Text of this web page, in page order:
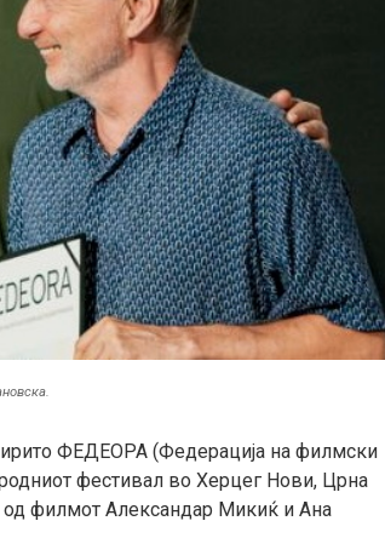
ФЕДЕОРА (Федерација на филмски
фестивал воХерцег Нови, Црна
од филмот Александар Микиќ и Ана